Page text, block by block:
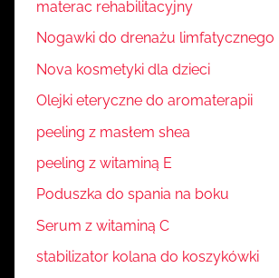
materac rehabilitacyjny
Nogawki do drenażu limfatycznego
Nova kosmetyki dla dzieci
Olejki eteryczne do aromaterapii
peeling z masłem shea
peeling z witaminą E
Poduszka do spania na boku
Serum z witaminą C
stabilizator kolana do koszykówki